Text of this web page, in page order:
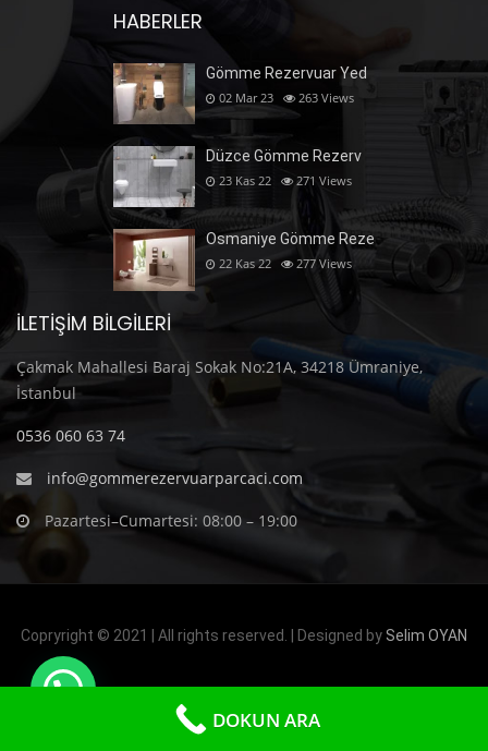
HABERLER
Gömme Rezervuar Yed
02 Mar 23 263 Views
Düzce Gömme Rezerv
23 Kas 22 271 Views
Osmaniye Gömme Reze
22 Kas 22 277 Views
İLETIŞIM BILGILERI
Çakmak Mahallesi Baraj Sokak No:21A, 34218 Ümraniye,
İstanbul
0536 060 63 74
info@gommerezervuarparcaci.com
Pazartesi–Cumartesi: 08:00 – 19:00
Copryright © 2021 | All rights reserved. | Designed by Selim OYAN
DOKUN ARA